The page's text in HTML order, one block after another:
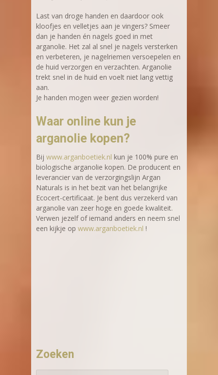
Last van droge handen en daardoor ook
kloofjes en velletjes aan je vingers? Smeer
dan je handen én nagels goed in met
arganolie. Het zal al snel je nagels versterken
en verbeteren, je nagelriemen versoepelen en
de huid verzorgen en verzachten. Arganolie
trekt snel in de huid en voelt niet lang vettig
aan.
Je handen mogen weer gezien worden!
Waar online kun je
arganolie kopen?
Bij www.arganboetiek.nl kun je 100% pure en
biologische arganolie kopen. De producent en
leverancier van de verzorgingslijn Argan
Naturals is in het bezit van het belangrijke
Ecocert-certificaat. Je bent dus verzekerd van
arganolie van zeer hoge en goede kwaliteit.
Verwen jezelf of iemand anders en neem snel
een kijkje op www.arganboetiek.nl !
Zoeken